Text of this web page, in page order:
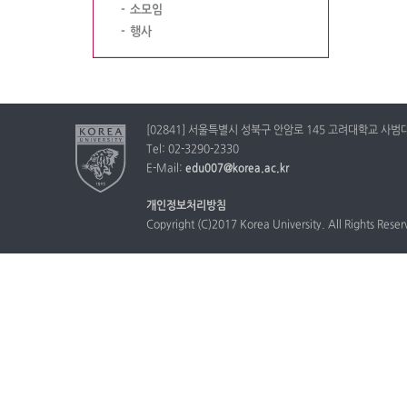
소모임
행사
[02841] 서울특별시 성북구 안암로 145 고려대학교 사범
Tel: 02-3290-2330
E-Mail: edu007@korea.ac.kr
개인정보처리방침
Copyright (C)2017 Korea University. All Rights